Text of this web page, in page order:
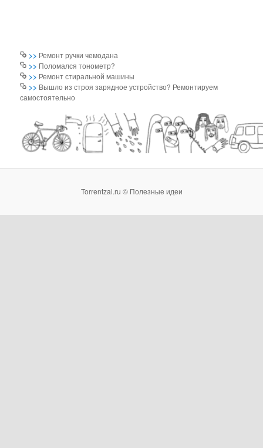
>> Ремонт ручки чемодана
>> Поломался тонометр?
>> Ремонт стиральной машины
>> Вышло из строя зарядное устройство? Ремонтируем
самостоятельно
Torrentzal.ru © Полезные идеи